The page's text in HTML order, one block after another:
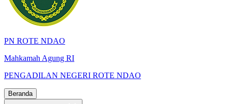
PN ROTE NDAO
Mahkamah Agung RI
PENGADILAN NEGERI ROTE NDAO
Beranda